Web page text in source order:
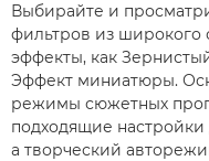
Выбирайте и
фильтров из широкого
эффекты, как
Эффект миниатюры.
режимы сюжетных
подходящие
а творческий